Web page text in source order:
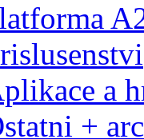
a
+